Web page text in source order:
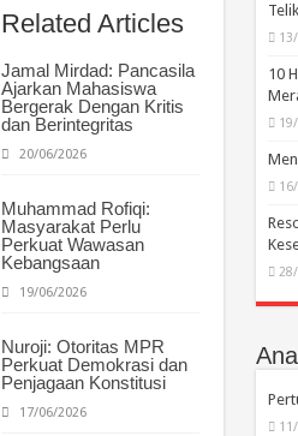
Related Articles
Jamal Mirdad: Pancasila
Ajarkan Mahasiswa
Bergerak Dengan Kritis
dan Berintegritas
20/06/2026
Muhammad Rofiqi:
Masyarakat Perlu
Perkuat Wawasan
Kebangsaan
19/06/2026
Nuroji: Otoritas MPR
Perkuat Demokrasi dan
Penjagaan Konstitusi
17/06/2026
10